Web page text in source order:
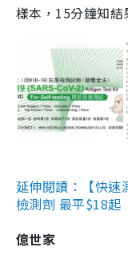
樣本，15分鐘知結
延伸閱讀：【快速
檢測劑 最平$18
億世家